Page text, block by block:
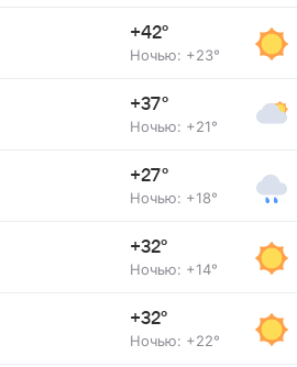
+42°
Ночью: +23°
+37°
Ночью: +21°
+27°
Ночью: +18°
+32°
Ночью: +14°
+32°
Ночью: +22°